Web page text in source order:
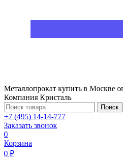
Металлопрокат купить в Москве
Компания Кристаль
Поиск
+7 (495) 14-14-777
Заказать звонок
0
Корзина
0 ₽